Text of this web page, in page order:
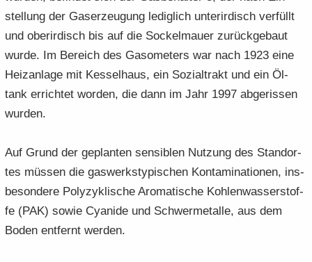
stel­lung der Gas­er­zeu­gung le­dig­lich un­ter­ir­disch ver­füllt
und ober­ir­disch bis auf die So­ckel­mau­er zu­rück­ge­baut
wurde. Im Be­reich des Ga­so­me­ters war nach 1923 eine
Heiz­an­la­ge mit Kes­sel­haus, ein So­zi­al­trakt und ein Öl­
tank er­rich­tet wor­den, die dann im Jahr 1997 ab­ge­ris­sen
wur­den.
Auf Grund der ge­plan­ten sen­si­blen Nut­zung des Stand­or­
tes müs­sen die gas­werks­ty­pi­schen Kon­ta­mi­na­tio­nen, ins­
be­son­de­re Po­ly­zy­kli­sche Aro­ma­ti­sche Koh­len­was­ser­stof­
fe (PAK) sowie Cya­ni­de und Schwer­me­tal­le, aus dem
Boden ent­fernt wer­den.